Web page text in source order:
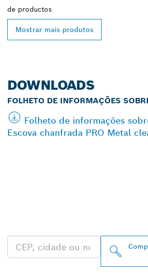
de productos
Mostrar mais produtos
DOWNLOADS
FOLHETO DE INFORMAÇÕES
Folheto de informações
Escova chanfrada PRO Metal